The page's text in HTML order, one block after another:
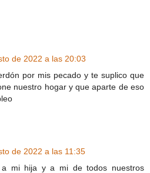
de 2022 a las 20:03
por mis pecado y te suplico que
nuestro hogar y que aparte de eso
de 2022 a las 11:35
a mi hija y a mi de todos nuestros